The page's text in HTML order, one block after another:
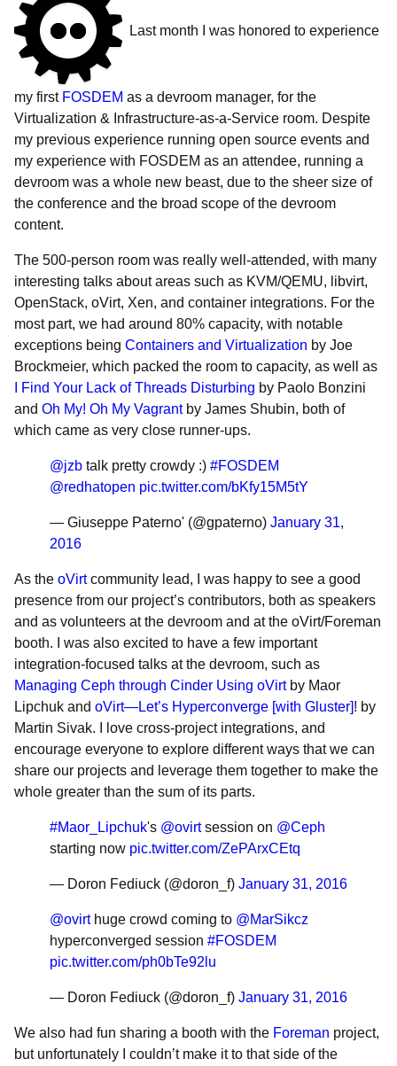
Last month I was honored to experience
my first FOSDEM as a devroom manager, for the
Virtualization & Infrastructure-as-a-Service room. Despite
my previous experience running open source events and
my experience with FOSDEM as an attendee, running a
devroom was a whole new beast, due to the sheer size of
the conference and the broad scope of the devroom
content.
The 500-person room was really well-attended, with many
interesting talks about areas such as KVM/QEMU, libvirt,
OpenStack, oVirt, Xen, and container integrations. For the
most part, we had around 80% capacity, with notable
exceptions being Containers and Virtualization by Joe
Brockmeier, which packed the room to capacity, as well as
I Find Your Lack of Threads Disturbing by Paolo Bonzini
and Oh My! Oh My Vagrantby James Shubin, both of
which came as very close runner-ups.
@jzb talk pretty crowdy :) #FOSDEM
@redhatopen pic.twitter.com/bKfy15M5tY
— Giuseppe Paterno' (@gpaterno) January 31,
2016
As the oVirtcommunity lead, I was happy to see a good
presence from our project’s contributors, both as speakers
and as volunteers at the devroom and at the oVirt/Foreman
booth. I was also excited to have a few important
integration-focused talks at the devroom, such as
Managing Ceph through Cinder Using oVirtby Maor
Lipchuk and oVirt—Let’s Hyperconverge [with Gluster]! by
Martin Sivak. I love cross-project integrations, and
encourage everyone to explore different ways that we can
share our projects and leverage them together to make the
whole greater than the sum of its parts.
#Maor_Lipchuk's @ovirtsession on @Ceph
starting now pic.twitter.com/ZePArxCEtq
— Doron Fediuck (@doron_f) January 31, 2016
@ovirthuge crowd coming to @MarSikcz
hyperconverged session #FOSDEM
pic.twitter.com/ph0bTe92lu
— Doron Fediuck (@doron_f) January 31, 2016
We also had fun sharing a booth with the Foreman project,
but unfortunately I couldn’t make it to that side of the